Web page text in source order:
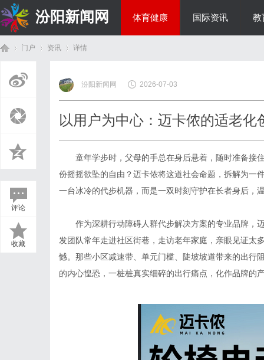
汾阳新闻网 体育健康 国际资讯 教
门户 资讯
›
详情
评论
收藏
汾阳新闻网 2026-07-03
以用户为中心：迈卡侬的适老化
童年学步时，父母的手总在身后悬着，随时准备接
份摇摇欲坠的自由？迈卡侬将这道社会命题，拆解为一
一台冰冷的代步机器，而是一双时刻守护在长者身后，
作为深耕行动障碍人群代步解决方案的专业品牌，
发团队常年走进社区街巷，走访老年家庭，亲眼见证太
憾。那些小区减速带、单元门槛、陡坡坡道带来的出行
的内心惶恐，一桩桩真实细碎的出行痛点，化作品牌的